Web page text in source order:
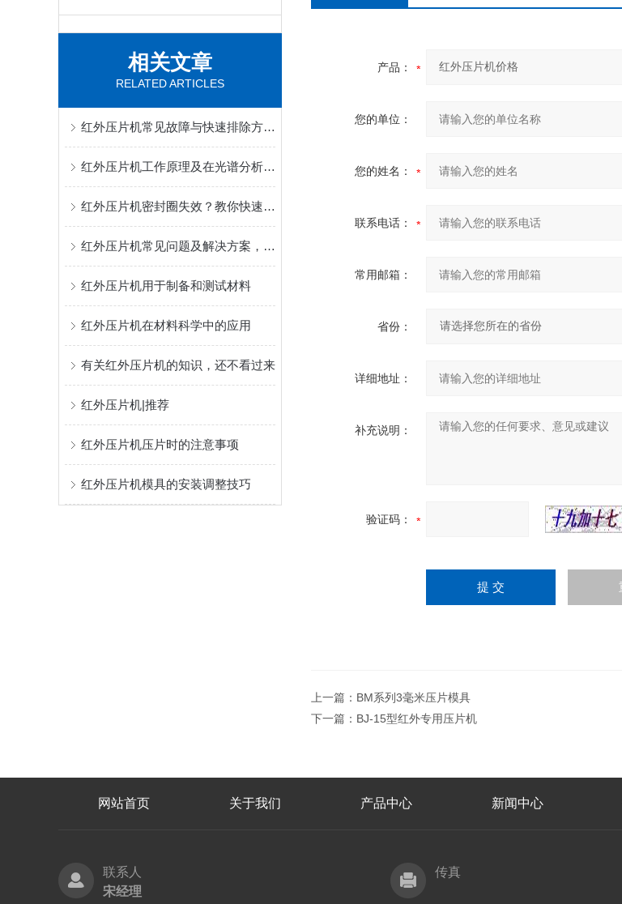
相关文章
RELATED ARTICLES
红外压片机常见故障与快速排除方法，实验效率提升80%
红外压片机工作原理及在光谱分析中的应用
红外压片机密封圈失效？教你快速更换与维护
红外压片机常见问题及解决方案，助你高效制样
红外压片机用于制备和测试材料
红外压片机在材料科学中的应用
有关红外压片机的知识，还不看过来
红外压片机|推荐
红外压片机压片时的注意事项
红外压片机模具的安装调整技巧
产品：
您的单位：
您的姓名：
联系电话：
常用邮箱：
省份：
详细地址：
补充说明：
验证码：
上一篇： BM系列3毫米压片模具
下一篇： BJ-15型红外专用压片机
网站首页 关于我们 产品中心 新闻中心
联系人
宋经理
传真